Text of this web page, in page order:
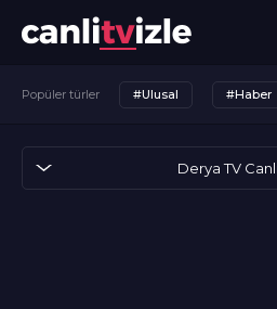
Popüler türler #Ulusal #Haber
Derya TV